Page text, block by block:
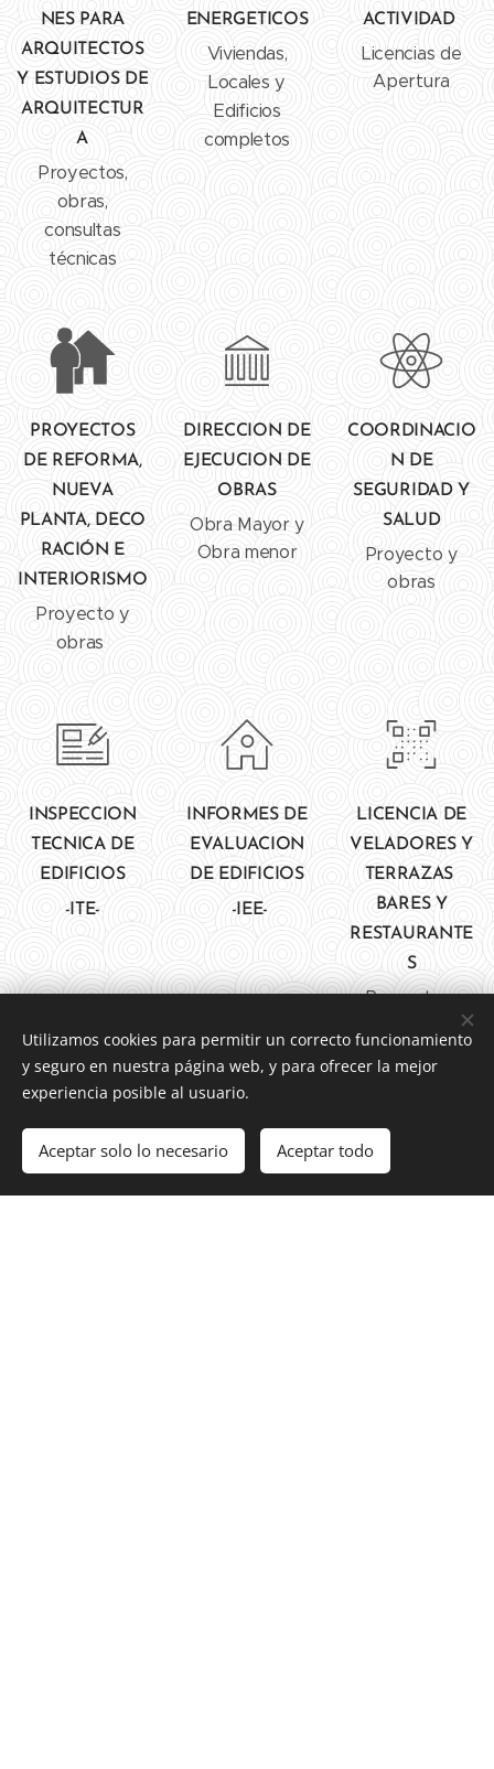
NES PARA
ARQUITECTOS
Y ESTUDIOS DE
ARQUITECTUR
A
Proyectos,
obras,
consultas
técnicas
ENERGETICOS
Viviendas,
Locales y
Edificios
completos
ACTIVIDAD
Licencias de
Apertura
PROYECTOS
DE REFORMA,
NUEVA
PLANTA, DECO
RACIÓN E
INTERIORISMO
Proyecto y
obras
DIRECCION DE
EJECUCION DE
OBRAS
Obra Mayor y
Obra menor
COORDINACIO
N DE
SEGURIDAD Y
SALUD
Proyecto y
obras
INSPECCION
TECNICA DE
EDIFICIOS
-ITE-
INFORMES DE
EVALUACION
DE EDIFICIOS
-IEE-
LICENCIA DE
VELADORES Y
TERRAZAS
BARES Y
RESTAURANTE
S
Proyecto y
TRABAJOS
Utilizamos cookies para permitir un correcto funcionamiento
y seguro en nuestra página web, y para ofrecer la mejor
experiencia posible al usuario.
Aceptar solo lo necesario Aceptar todo